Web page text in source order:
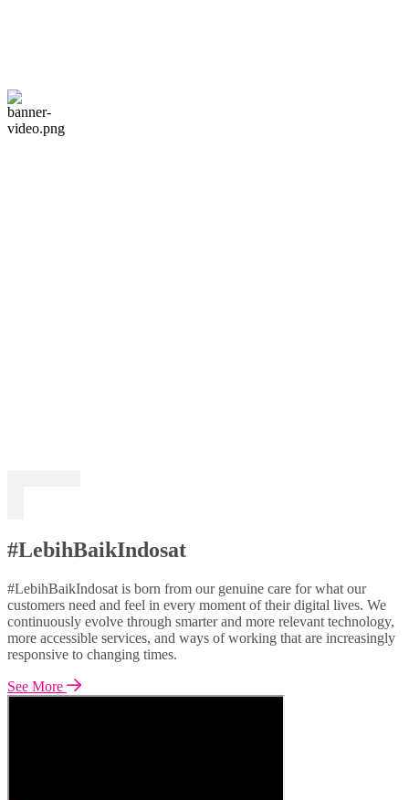
#LebihBaikIndosat
#LebihBaikIndosat is born from our genuine care for what our
customers need and feel in every moment of their digital lives. We
continuously evolve through smarter and more relevant technology,
more accessible services, and ways of working that are increasingly
responsive to changing times.
See More